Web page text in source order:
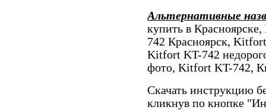
Альтернативные
купить в
742 Красноярск,
Kitfort KT-742
фото, Kitfort KT-742,
Скачать инструкцию
кликнув по кнопке